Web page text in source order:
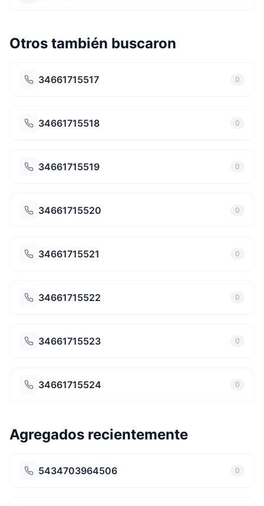
Otros también buscaron
34661715517 0
34661715518 0
34661715519 0
34661715520 0
34661715521 0
34661715522 0
34661715523 0
34661715524 0
Agregados recientemente
5434703964506 0